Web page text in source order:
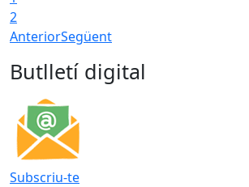
2
AnteriorSegüent
Butlletí digital
Subscriu-te